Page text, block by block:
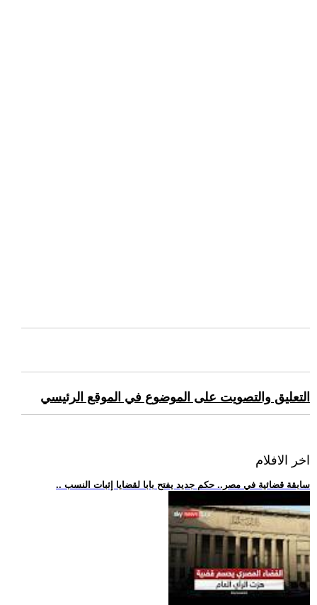
التعليق والتصويت على الموضوع في الموقع الرئيسي
اخر الافلام
.. سابقة قضائية في مصر.. حكم جديد يفتح بابا لقضايا إثبات النسب